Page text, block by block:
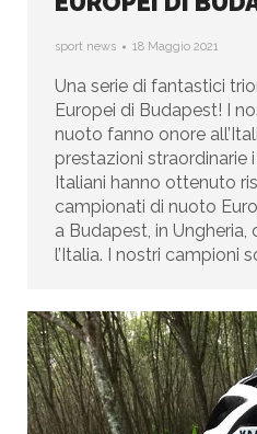
sport news 18 Maggio 2021
Una serie di fantastici
Europei di Budapest! I
nuoto fanno onore
prestazioni straordinarie
Italiani hanno ottenuto
campionati di nuoto
a Budapest, in
l’Italia. I nostri campioni